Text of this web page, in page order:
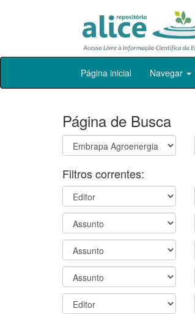
Skip
Página inicial Navegar
Página de Busca
Filtros correntes: